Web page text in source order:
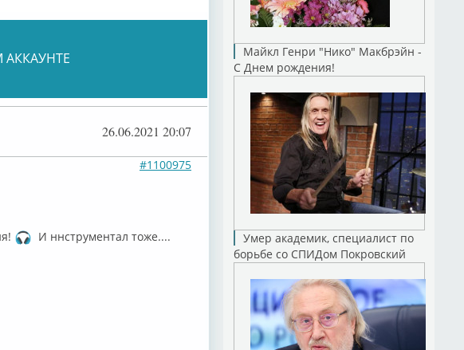
26.06.2021 20:07
#1100975
И ннструментал тоже....
Майкл Генри "Нико" Макбрэйн -
С Днем рождения!
Умер академик, специалист по
борьбе со СПИДом Покровский